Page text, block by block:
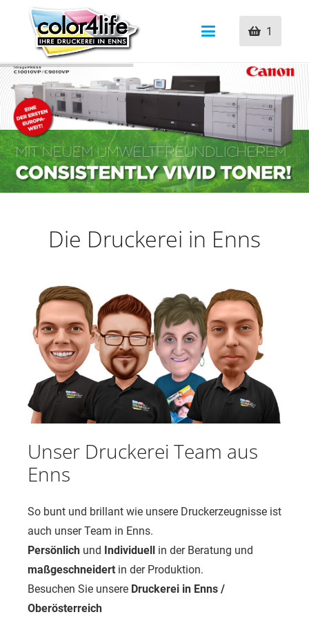
1
Die Druckerei in Enns
Unser Druckerei Team aus
Enns
So bunt und brillant wie unsere Druckerzeugnisse ist
auch unser Team in Enns.
Persönlich und Individuell in der Beratung und
maßgeschneidert in der Produktion.
Besuchen Sie unsere Druckerei in Enns /
Oberösterreich